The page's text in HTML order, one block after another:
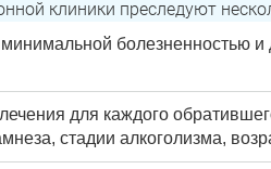
клиники преследуют
болезненностью
для каждого
стадии алкоголизма,